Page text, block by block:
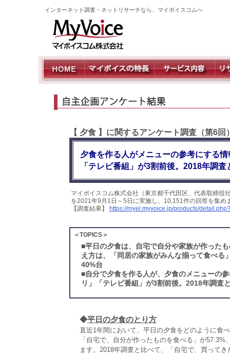
インターネット調査・ネットリサーチなら、マイボイスコムへ
【 夕食 】に関するアンケート調査（第6回
夕食を作る人がメニューの参考にする
「テレビ番組」が3割前後。2018年調
マイボイスコム株式会社（東京都千代田区、代表取締
を2021年9月1日～5日に実施し、10,151件の回答を集め
【調査結果】
https://myel.myvoice.jp/products/
＜TOPICS＞
■平日の夕食は、自宅で自分や家族が作った
え方は、「同居の家族がみんな揃って食べ
40%台
■自分で夕食を作る人が、夕食のメニューの
リ」「テレビ番組」が3割前後。2018年調査
◆平日の夕食のとり方
直近1年間において、平日の夕食をどのように食
「自宅で、自分が作ったものを食べる」が
ます。2018年調査と比べて、「自宅で、買って